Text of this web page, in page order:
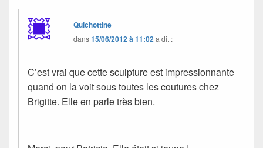
Quichottine
dans15/06/2012 à 11:02a dit :
C’est vrai que cette sculpture est impressionnante
quand on la voit sous toutes les coutures chez
Brigitte. Elle en parle très bien.